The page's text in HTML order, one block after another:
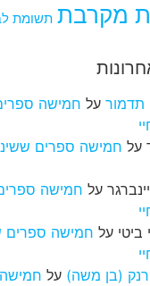
מקרבת תשומת
תדמורעל חמישה
על חמישה ספרים
על חמישה
ביטי על חמישה ספרים
(בן משה) על חמישה